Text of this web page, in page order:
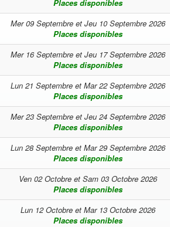
Places disponibles
Mer 09 Septembreet Jeu 10 Septembre 2026
Places disponibles
Mer 16 Septembreet Jeu 17 Septembre 2026
Places disponibles
Lun 21 Septembreet Mar 22 Septembre 2026
Places disponibles
Mer 23 Septembreet Jeu 24 Septembre 2026
Places disponibles
Lun 28 Septembreet Mar 29 Septembre 2026
Places disponibles
Ven 02 Octobreet Sam 03 Octobre 2026
Places disponibles
Lun 12 Octobreet Mar 13 Octobre 2026
Places disponibles